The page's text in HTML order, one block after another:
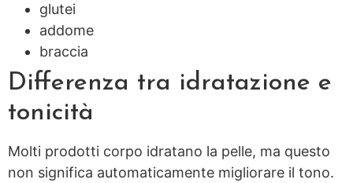
glutei
addome
braccia
Differenza tra idratazione e
tonicità
Molti prodotti corpo idratano la pelle, ma questo
non significa automaticamente migliorare il tono.